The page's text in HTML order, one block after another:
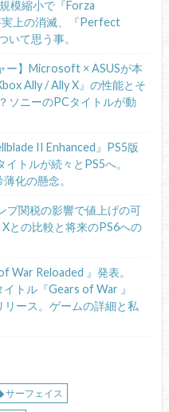
模縮小で『Forza
上の消滅、『Perfect
いて思う事。
ー】Microsoft × ASUSが本
Ally / Ally X』の性能とそ
ソニーのPCタイトルが動
II Enhanced』PS5版
トルが続々とPS5へ。
化の懸念。
プ関税の影響で値上げの可
との比較と将来のPS6への
War Reloaded 』発表。
トル『Gears of War 』
リース。ゲームの詳細と私
サーフェイス